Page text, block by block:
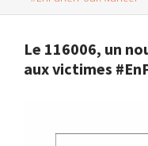
Le 116006, un
aux victimes